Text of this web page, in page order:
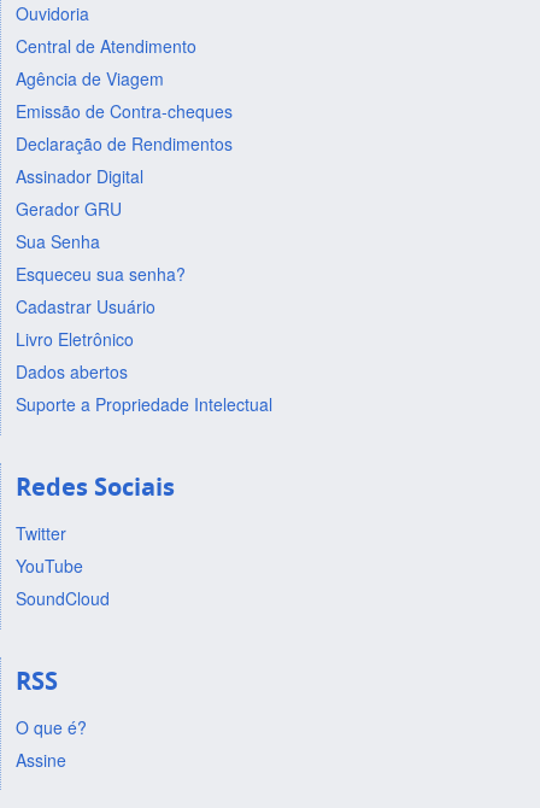
Ouvidoria
Central de Atendimento
Agência de Viagem
Emissão de Contra-cheques
Declaração de Rendimentos
Assinador Digital
Gerador GRU
Sua Senha
Esqueceu sua senha?
Cadastrar Usuário
Livro Eletrônico
Dados abertos
Suporte a Propriedade Intelectual
Redes Sociais
Twitter
YouTube
SoundCloud
RSS
O que é?
Assine